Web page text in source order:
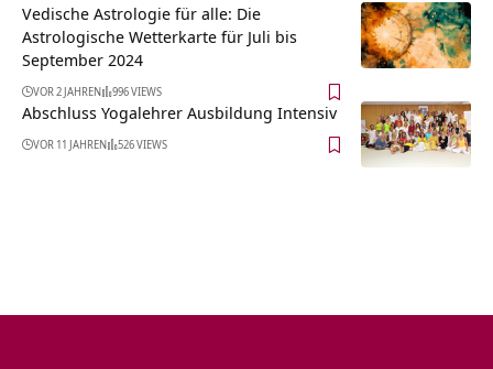
Vedische Astrologie für alle: Die
Astrologische Wetterkarte für Juli bis
September 2024
VOR 2 JAHREN 996 VIEWS
Abschluss Yogalehrer Ausbildung Intensiv
VOR 11 JAHREN 526 VIEWS